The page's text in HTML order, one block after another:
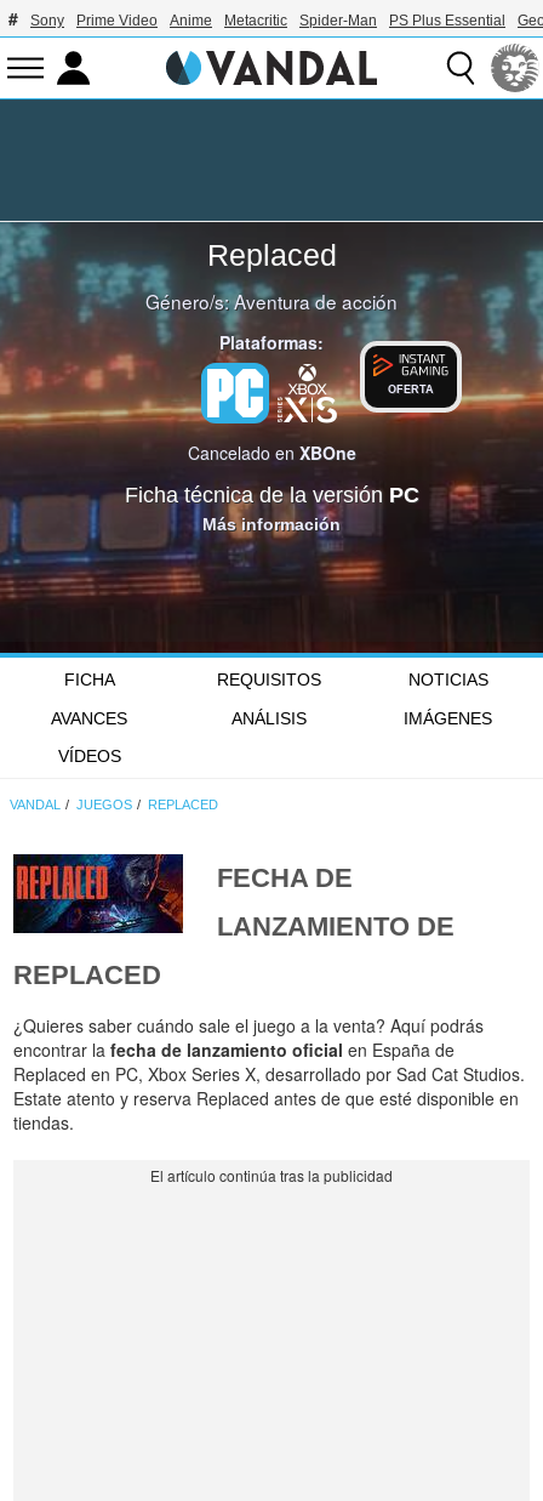
Sony Prime Video Anime Metacritic Spider-Man PS Plus Essential
Replaced
Género/s:Aventura de acción
Plataformas:
OFERTA
Cancelado en XBOne
Ficha técnica de la versión PC
Más información
FICHA REQUISITOS
NOTICIAS
AVANCES
ANÁLISIS
IMÁGENES
VÍDEOS
VANDAL JUEGOS REPLACED
FECHA DE
LANZAMIENTO DE
REPLACED
¿Quieres saber cuándo sale el juego a la venta? Aquí podrás
encontrar lafecha de lanzamiento oficial en España de
Replaced en PC, Xbox Series X, desarrollado por Sad Cat Studios.
Estate atento y reserva Replaced antes de que esté disponible en
tiendas.